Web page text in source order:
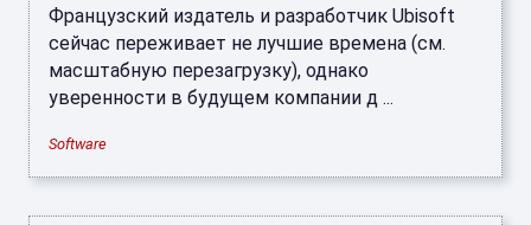
Французский издатель и разработчик Ubisoft
сейчас переживает не лучшие времена (см.
масштабную перезагрузку), однако
уверенности в будущем компании д ...
Software